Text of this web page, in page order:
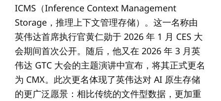
ICMS（Inference Context Management
Storage，推理上下文管理存储）。这一名称由
英伟达首席执行官黄仁勋于 2026 年 1 月 CES 大
会期间首次公开。随后，他又在 2026 年 3 月英
伟达 GTC 大会的主题演讲中宣布，将其正式更名
为 CMX。此次更名体现了英伟达对 AI 原生存储
的更广泛愿景：相比传统的文件型数据，更加重